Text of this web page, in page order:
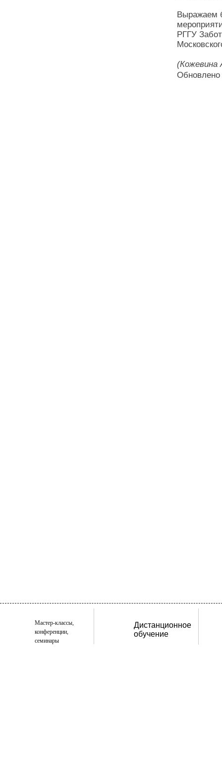
Выражаем
РГГУ
(Кожевина
Обновлено
Мастер-классы,
конференции,
семинары
Дистанционное
обучение